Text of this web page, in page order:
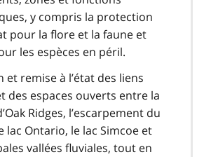
y compris la protection
pour la flore et la faune et
les espèces en péril.
et remise à l’état des liens
des espaces ouverts entre la
Ridges, l’escarpement du
lac Ontario, le lac Simcoe et
vallées fluviales, tout en